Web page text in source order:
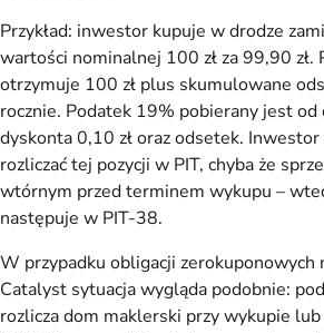
Przykład: inwestor kupuje w drodze
wartości nominalnej 100 zł za 99,90 zł.
otrzymuje 100 zł plus skumulowane
rocznie. Podatek 19% pobierany jest od
dyskonta 0,10 zł oraz odsetek.
rozliczać tej pozycji w PIT, chyba że
wtórnym przed terminem wykupu –
następuje w PIT-38.
W przypadku obligacji zerokuponowych
Catalyst sytuacja wygląda podobnie:
rozlicza dom maklerski przy wykupie lub